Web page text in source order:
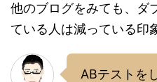
他のブログをみても、ダ
ている人は減っている印
ABテストを